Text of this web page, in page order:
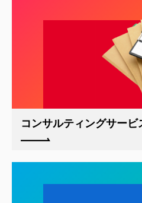
コンサルティングサービ